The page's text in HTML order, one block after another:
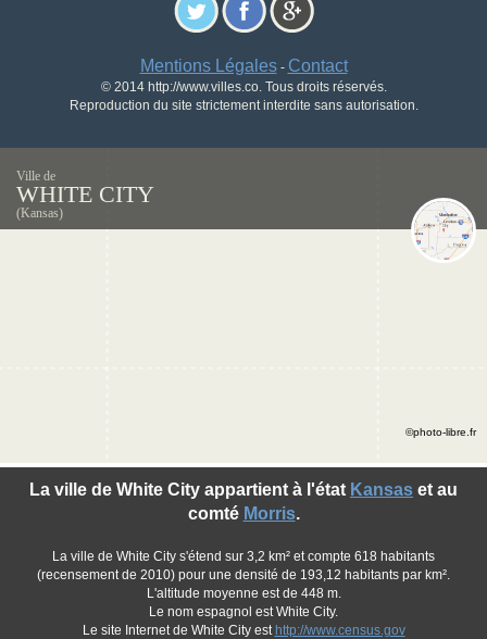
Mentions Légales- Contact
© 2014 http://www.villes.co. Tous droits réservés.
Reproduction du site strictement interdite sans autorisation.
Ville de
WHITE CITY
(Kansas)
La ville de White City appartient à l'état Kansas et au
comté Morris.
La ville de White City s'étend sur 3,2 km² et compte 618 habitants
(recensement de 2010) pour une densité de 193,12 habitants par km².
L'altitude moyenne est de 448 m.
Le nom espagnol est White City.
Le site Internet de White City est http://www.census.gov
©photo-libre.fr